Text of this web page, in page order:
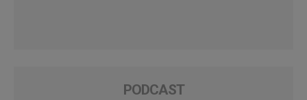
PODCAST